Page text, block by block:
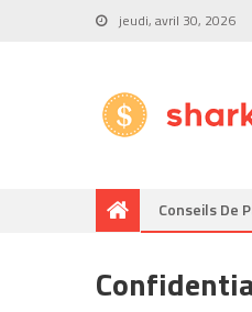
jeudi, avril 30, 2026
Conseils De